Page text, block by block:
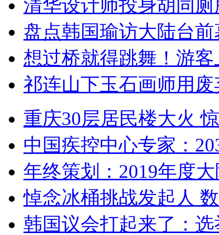
清华设计师投身胡同
盘点韩国瑜访大陆台
想过桥就得跳舞！游客
祁连山下玉石画师用
重庆30层居民楼大火
中国疾控中心专家：
年终策划：2019年度
悼念冰桶挑战发起人
韩国议会打起来了：